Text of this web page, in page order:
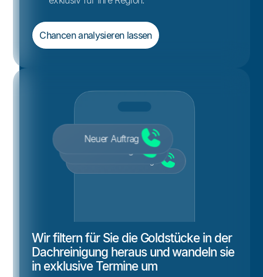
Chancen analysieren lassen
Neue Anfrage
Neue Terminanfrage
Wir filtern für Sie die Goldstücke in der
Dachreinigung heraus und wandeln sie
in exklusive Termine um